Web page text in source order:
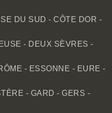
DU SUD - CÔTE DOR -
- DEUX SÈVRES -
- ESSONNE - EURE -
- GARD - GERS -